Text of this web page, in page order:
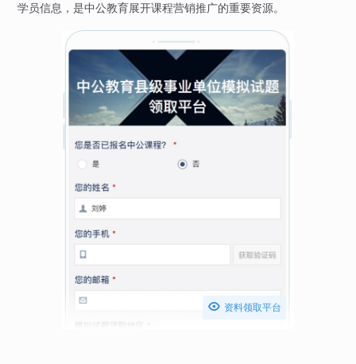
学员信息，是中公教育展开课程营销推广的重要资源。
 资料领取平台